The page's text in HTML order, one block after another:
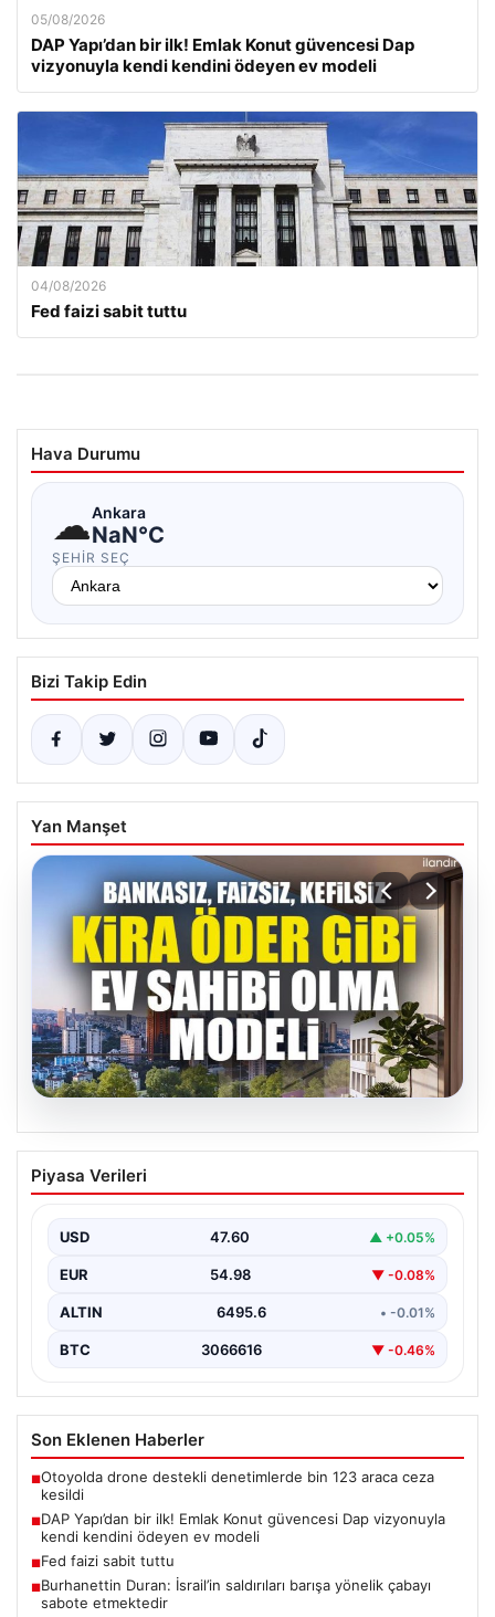
05/08/2026
DAP Yapı’dan bir ilk! Emlak Konut güvencesi Dap
vizyonuyla kendi kendini ödeyen ev modeli
04/08/2026
Fed faizi sabit tuttu
Hava Durumu
☁Ankara
NaN°C
ŞEHIR SEÇ
Bizi Takip Edin
Yan Manşet
05.08.2026
DAP Yapı’dan bir ilk! Emlak Konut
güvencesi Dap vizyonuyla kendi
Piyasa Verileri
USD 47.60 ▲ +0.05%
EUR 54.98 ▼ -0.08%
ALTIN 6495.6 • -0.01%
BTC 3066616 ▼ -0.46%
Son Eklenen Haberler
■Otoyolda drone destekli denetimlerde bin 123 araca ceza
kesildi
■DAP Yapı’dan bir ilk! Emlak Konut güvencesi Dap vizyonuyla
kendi kendini ödeyen ev modeli
■Fed faizi sabit tuttu
■Burhanettin Duran: İsrail’in saldırıları barışa yönelik çabayı
sabote etmektedir